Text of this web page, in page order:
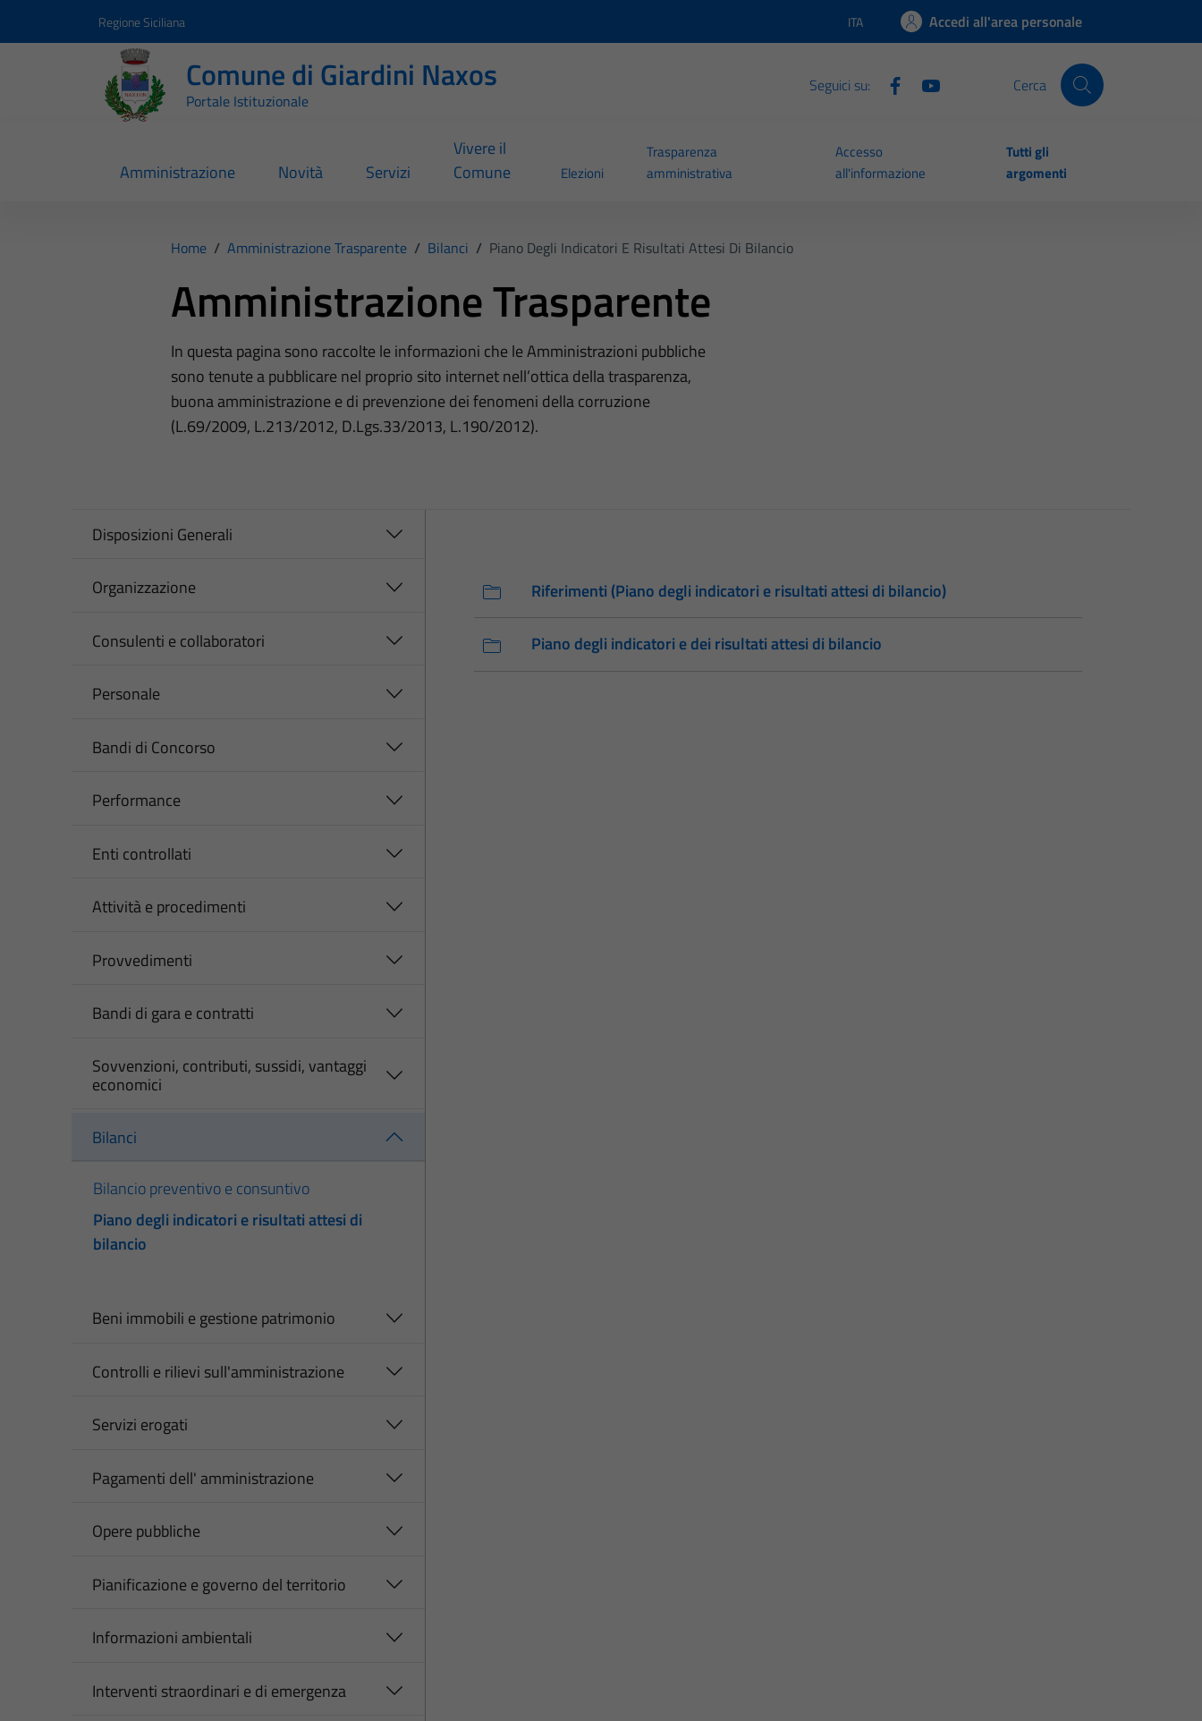
Regione Siciliana Lingua attiva:
ITA Accedi all'area personale
Comune di Giardini Naxos
Portale Istituzionale
Seguici su: Cerca
Amministrazione Novità Servizi
Vivere il
Comune
Elezioni
Trasparenza
amministrativa
Accesso
all'informazione
Tutti gli
argomenti
Home / Amministrazione Trasparente / Bilanci / Piano Degli Indicatori E Risultati Attesi Di Bilancio
Amministrazione Trasparente
In questa pagina sono raccolte le informazioni che le Amministrazioni pubbliche
sono tenute a pubblicare nel proprio sito internet nell’ottica della trasparenza,
buona amministrazione e di prevenzione dei fenomeni della corruzione
(L.69/2009, L.213/2012, D.Lgs.33/2013, L.190/2012).
Disposizioni Generali
Organizzazione
Consulenti e collaboratori
Personale
Bandi di Concorso
Performance
Enti controllati
Attività e procedimenti
Provvedimenti
Bandi di gara e contratti
Sovvenzioni, contributi, sussidi, vantaggi
economici
Bilanci
Bilancio preventivo e consuntivo
Piano degli indicatori e risultati attesi di
bilancio
Beni immobili e gestione patrimonio
Controlli e rilievi sull'amministrazione
Servizi erogati
Pagamenti dell' amministrazione
Opere pubbliche
Pianificazione e governo del territorio
Informazioni ambientali
Interventi straordinari e di emergenza
Riferimenti (Piano degli indicatori e risultati attesi di bilancio)
Piano degli indicatori e dei risultati attesi di bilancio